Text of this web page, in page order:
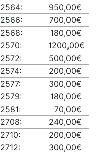
2564:
950,00€
2566:
700,00€
2568:
180,00€
2570:
1200,00€
2572:
500,00€
2574:
200,00€
2577:
300,00€
2579:
180,00€
2581:
70,00€
2708:
240,00€
2710:
200,00€
2712:
300,00€